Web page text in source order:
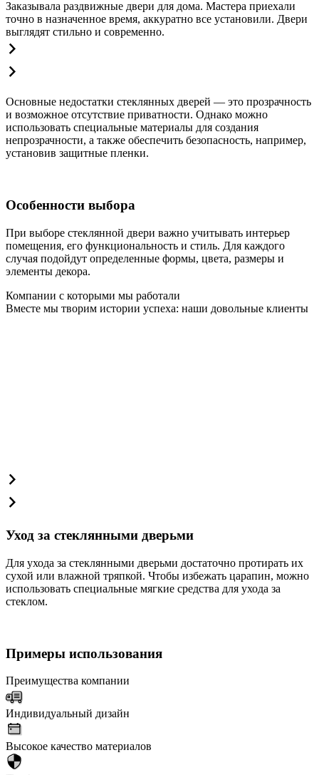
Заказывала раздвижные двери для дома. Мастера приехали
точно в назначенное время, аккуратно все установили. Двери
выглядят стильно и современно.
Основные недостатки стеклянных дверей — это прозрачность
и возможное отсутствие приватности. Однако можно
использовать специальные материалы для создания
непрозрачности, а также обеспечить безопасность, например,
установив защитные пленки.
Особенности выбора
При выборе стеклянной двери важно учитывать интерьер
помещения, его функциональность и стиль. Для каждого
случая подойдут определенные формы, цвета, размеры и
элементы декора.
Компании с которыми мы работали
Вместе мы творим истории успеха: наши довольные клиенты
Уход за стеклянными дверьми
Для ухода за стеклянными дверьми достаточно протирать их
сухой или влажной тряпкой. Чтобы избежать царапин, можно
использовать специальные мягкие средства для ухода за
стеклом.
Примеры использования
Преимущества компании
Индивидуальный дизайн
Высокое качество материалов